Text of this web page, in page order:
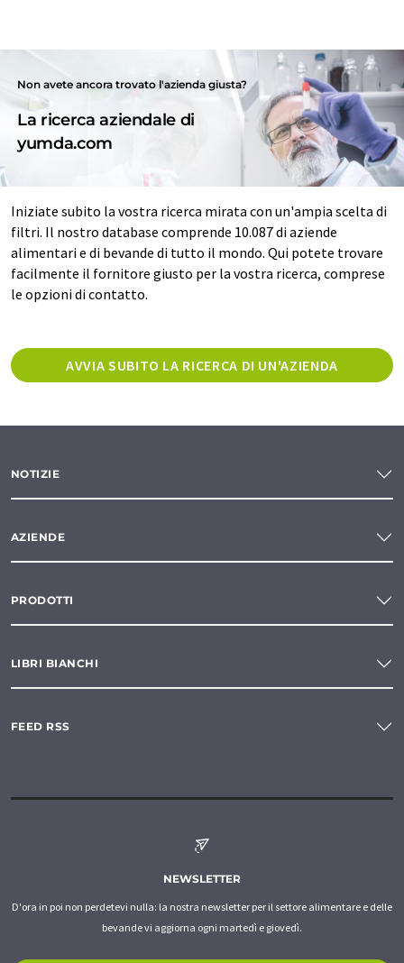
Non avete ancora trovato l'azienda giusta?
La ricerca aziendale di
yumda.com
Iniziate subito la vostra ricerca mirata con un'ampia scelta di
filtri. Il nostro database comprende 10.087 di aziende
alimentari e di bevande di tutto il mondo. Qui potete trovare
facilmente il fornitore giusto per la vostra ricerca, comprese
le opzioni di contatto.
AVVIA SUBITO LA RICERCA DI UN'AZIENDA
NOTIZIE
AZIENDE
PRODOTTI
LIBRI BIANCHI
FEED RSS
NEWSLETTER
D'ora in poi non perdetevi nulla: la nostra newsletter per il settore alimentare e delle
bevande vi aggiorna ogni martedì e giovedì.